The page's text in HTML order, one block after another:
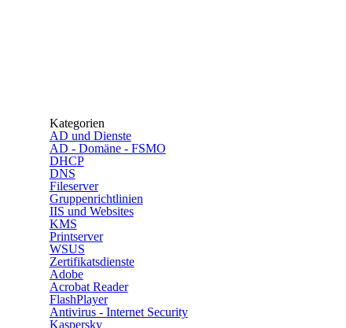
Kategorien
AD und Dienste
AD - Domäne - FSMO
DHCP
DNS
Fileserver
Gruppenrichtlinien
IIS und Websites
KMS
Printserver
WSUS
Zertifikatsdienste
Adobe
Acrobat Reader
FlashPlayer
Antivirus - Internet Security
Kaspersky